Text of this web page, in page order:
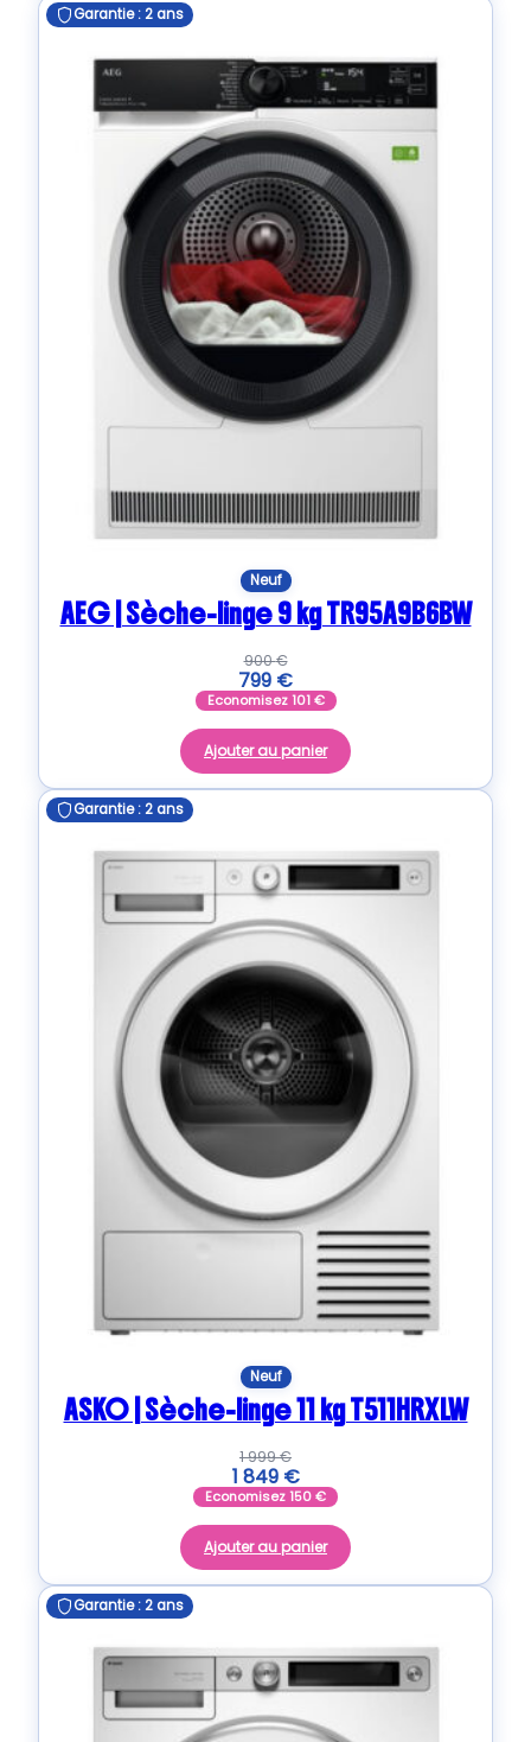
Garantie : 2 ans
Neuf
AEG | Sèche-linge 9 kg TR95A9B6BW
900€
799 €
Economisez101€
Ajouter au panier
Garantie : 2 ans
Neuf
ASKO | Sèche-linge 11 kg T511HRXLW
1 999€
1 849 €
Economisez150€
Ajouter au panier
Garantie : 2 ans